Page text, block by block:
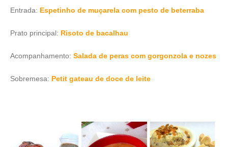
Entrada: Espetinho de muçarela com pesto de beterraba
Prato principal: Risoto de bacalhau
Acompanhamento: Salada de peras com gorgonzola e nozes
Sobremesa: Petit gateau de doce de leite